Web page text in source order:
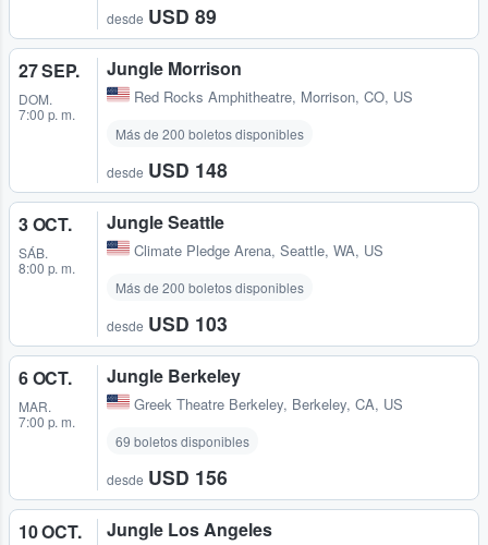
desde USD 89
27 SEP.
DOM.
7:00 p. m.
Jungle Morrison
Red Rocks Amphitheatre, Morrison, CO, US
Más de 200 boletos disponibles
desde USD 148
3 OCT.
SÁB.
8:00 p. m.
Jungle Seattle
Climate Pledge Arena, Seattle, WA, US
Más de 200 boletos disponibles
desde USD 103
6 OCT.
MAR.
7:00 p. m.
Jungle Berkeley
Greek Theatre Berkeley, Berkeley, CA, US
69 boletos disponibles
desde USD 156
10 OCT. Jungle Los Angeles